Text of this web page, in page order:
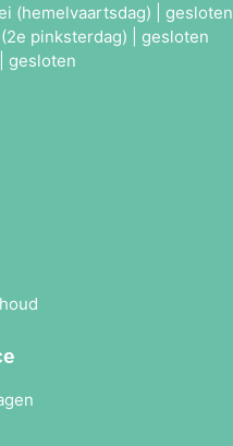
(hemelvaartsdag) | gesloten
pinksterdag) | gesloten
gesloten